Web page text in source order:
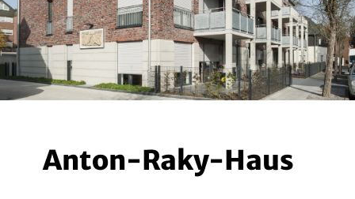
Anton-Raky-Haus